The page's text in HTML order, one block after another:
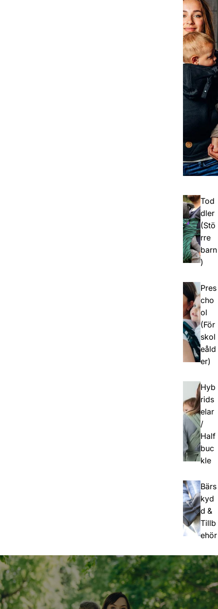
Tod
dler
(Stö
rre
barn
)
Pres
cho
ol
(För
skol
eåld
er)
Hyb
rids
elar
/
Half
buc
kle
Bärs
kyd
d &
Tillb
ehör